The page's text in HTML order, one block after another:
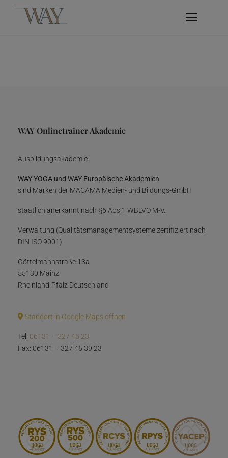
WAY Onlinetrainer Akademie
Ausbildungsakademie:
WAY YOGA und WAY Europäische Akademien
sind Marken der MACAMA Medien- und Bildungs-GmbH
staatlich anerkannt nach §6 Abs.1 WBLVO M-V.
Verwaltung (Qualitätsmanagementsysteme zertifiziert nach
DIN ISO 9001)
Göttelmannstraße 13a
55130 Mainz
Rheinland-Pfalz Deutschland
Standort in Google Maps öffnen
Tel: 06131 – 327 45 23
Fax: 06131 – 327 45 39 23